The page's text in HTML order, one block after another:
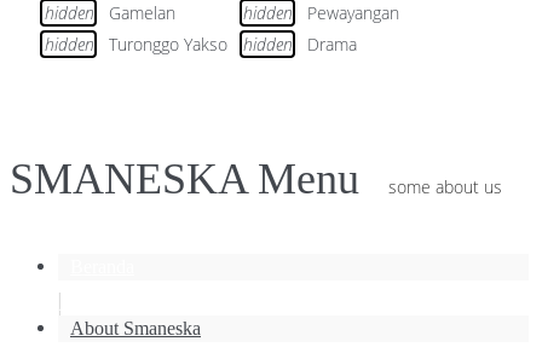
hidden
Gamelan
hidden
Turonggo Yakso
hidden
Pewayangan
hidden
Drama
SMANESKA Menu some about us
.
About Smaneska